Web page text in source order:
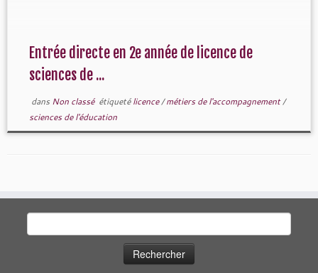
Entrée directe en 2e année de licence de
sciences de ...
dans Non classé étiquetélicence/métiers de l'accompagnement/
sciences de l'éducation